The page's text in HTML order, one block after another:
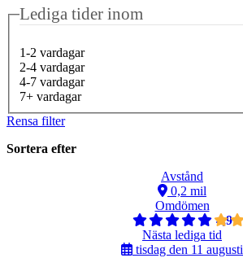
Lediga tider inom
1-2 vardagar
2-4 vardagar
4-7 vardagar
7+ vardagar
Rensa filter
Sortera efter
Avstånd
0,2 mil
Omdömen
4,9
Nästa lediga tid
tisdag den 11 augusti